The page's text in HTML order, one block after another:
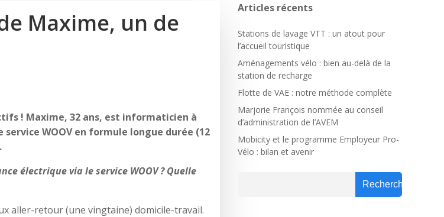
Maxime, un de
! Maxime, 32 ans, est informaticien à
WOOV en formule longue durée (12
électrique via le service WOOV ? Quelle
aller-retour (une vingtaine) domicile-travail.
Articles récents
Stations de lavage VTT : un atout pour
l’accueil touristique
Aménagements vélo : bien au-delà de la
station de recharge
Flotte de VAE : notre méthode complète
Marjorie François nommée au conseil
d’administration de l’AVEM
Mobicity et le programme Employeur Pro-
Vélo : bilan et avenir
Rechercher